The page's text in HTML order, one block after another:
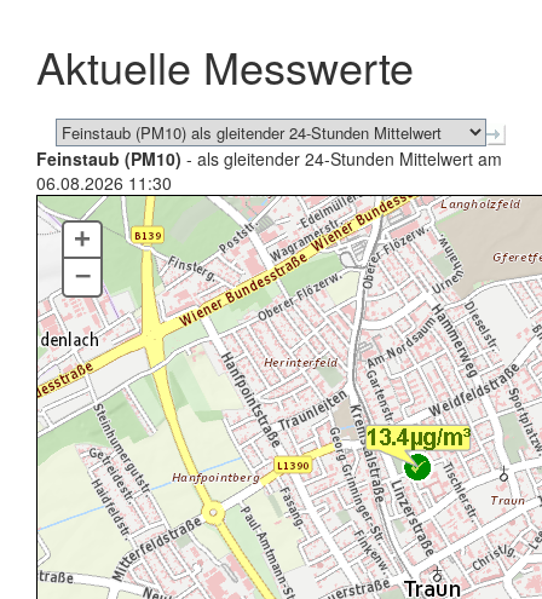
schließen
Aktuelle Messwerte
Feinstaub (PM10) - als gleitender 24-Stunden Mittelwert am
06.08.2026 11:30
+
–